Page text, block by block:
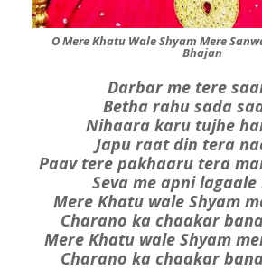
O Mere Khatu Wale Shyam Mere
Bhajan
Darbar me tere
Betha rahu sada
Nihaara karu tujhe
Japu raat din tera
Paav tere pakhaaru tera
Seva me apni lagaale
Mere Khatu wale Shyam
Charano ka chaakar
Mere Khatu wale Shyam
Charano ka chaakar